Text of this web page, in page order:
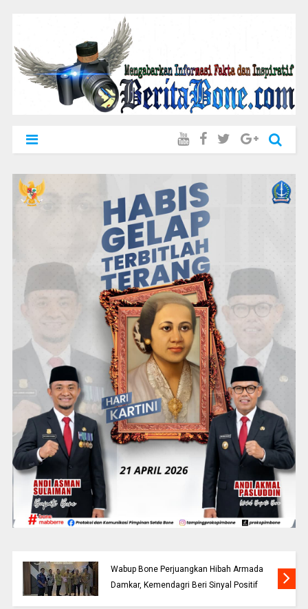
Wabup Bone Perjuangkan Hibah Armada
Damkar, Kemendagri Beri Sinyal Positif